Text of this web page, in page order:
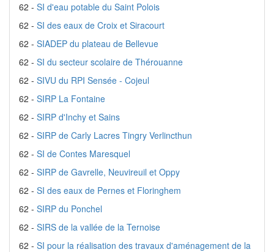
62 - SI d'eau potable du Saint Polois
62 - SI des eaux de Croix et Siracourt
62 - SIADEP du plateau de Bellevue
62 - SI du secteur scolaire de Thérouanne
62 - SIVU du RPI Sensée - Cojeul
62 - SIRP La Fontaine
62 - SIRP d'Inchy et Sains
62 - SIRP de Carly Lacres Tingry Verlincthun
62 - SI de Contes Maresquel
62 - SIRP de Gavrelle, Neuvireuil et Oppy
62 - SI des eaux de Pernes et Floringhem
62 - SIRP du Ponchel
62 - SIRS de la vallée de la Ternoise
62 - SI pour la réalisation des travaux d'aménagement de la